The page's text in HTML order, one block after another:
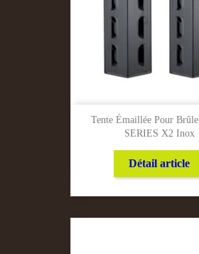
Tente Émaillée Pour
SERIES X2 Inox
Détail article